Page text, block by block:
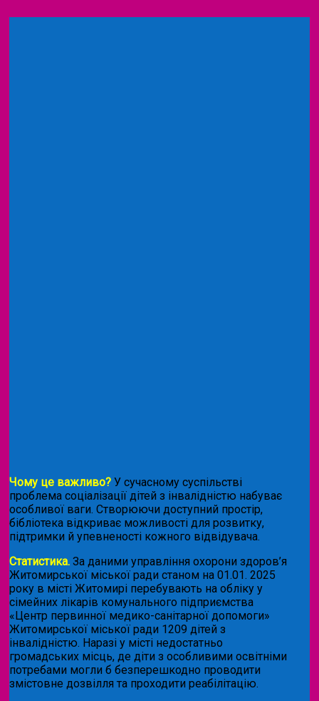
Чому це важливо? У сучасному суспільстві
проблема соціалізації дітей з інвалідністю набуває
особливої ваги. Створюючи доступний простір,
бібліотека відкриває можливості для розвитку,
підтримки й упевненості кожного відвідувача.
Статистика. За даними управління охорони здоров’я
Житомирської міської ради станом на 01.01. 2025
року в місті Житомирі перебувають на обліку у
сімейних лікарів комунального підприємства
«Центр первинної медико-санітарної допомоги»
Житомирської міської ради 1209 дітей з
інвалідністю. Наразі у місті недостатньо
громадських місць, де діти з особливими освітніми
потребами могли б безперешкодно проводити
змістовне дозвілля та проходити реабілітацію.